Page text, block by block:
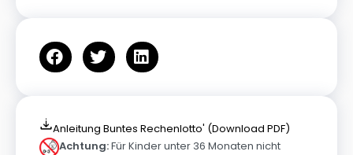
Anleitung Buntes Rechenlotto' (Download PDF)
Achtung:Für Kinder unter 36 Monaten nicht